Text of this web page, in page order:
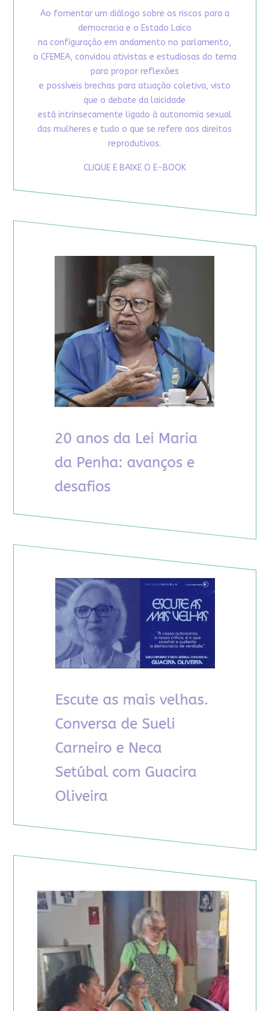
Ao fomentar um diálogo sobre os riscos para a
democracia e o Estado Laico
na configuração em andamento no parlamento,
o CFEMEA, convidou ativistas e estudiosas do tema
para propor reflexões
e possíveis brechas para atuação coletiva, visto
que o debate da laicidade
está intrinsecamente ligado à autonomia sexual
das mulheres e tudo o que se refere aos direitos
reprodutivos.
CLIQUE E BAIXE O E-BOOK